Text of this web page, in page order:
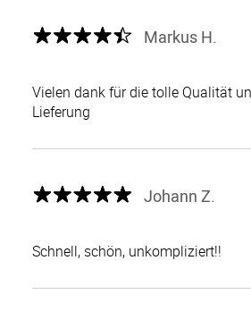
Markus H.
Vielen dank für die tolle Qualität
Lieferung
Johann Z.
Schnell, schön, unkompliziert!!